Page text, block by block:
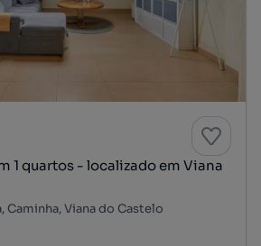
1 quartos - localizado em Viana
Caminha, Viana do Castelo